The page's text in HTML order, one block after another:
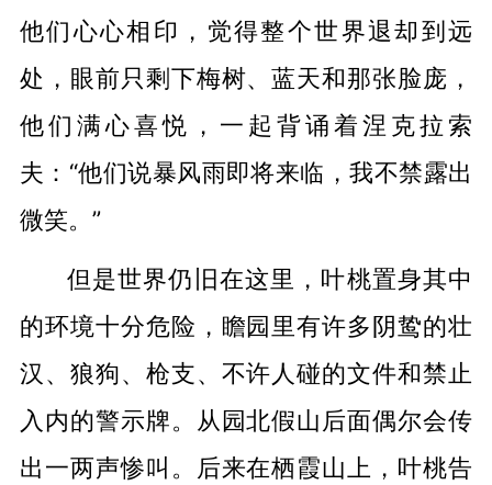
他们心心相印，觉得整个世界退却到远
处，眼前只剩下梅树、蓝天和那张脸庞，
他们满心喜悦，一起背诵着涅克拉索
夫：“他们说暴风雨即将来临，我不禁露出
微笑。”
但是世界仍旧在这里，叶桃置身其中
的环境十分危险，瞻园里有许多阴鸷的壮
汉、狼狗、枪支、不许人碰的文件和禁止
入内的警示牌。从园北假山后面偶尔会传
出一两声惨叫。后来在栖霞山上，叶桃告